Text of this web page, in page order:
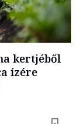
kertjéből
ízére